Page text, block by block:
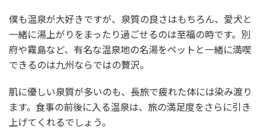
僕も温泉が大好きですが、泉質の良さはもちろん、愛犬と
一緒に湯上がりをまったり過ごせるのは至福の時です。別
府や霧島など、有名な温泉地の名湯をペットと一緒に満喫
できるのは九州ならではの贅沢。
肌に優しい泉質が多いのも、長旅で疲れた体には染み渡り
ます。食事の前後に入る温泉は、旅の満足度をさらに引き
上げてくれるでしょう。